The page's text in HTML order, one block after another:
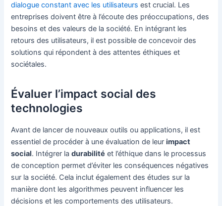
dialogue constant avec les utilisateurs est crucial. Les
entreprises doivent être à l’écoute des préoccupations, des
besoins et des valeurs de la société. En intégrant les
retours des utilisateurs, il est possible de concevoir des
solutions qui répondent à des attentes éthiques et
sociétales.
Évaluer l’impact social des
technologies
Avant de lancer de nouveaux outils ou applications, il est
essentiel de procéder à une évaluation de leurimpact
social. Intégrer ladurabilité et l’éthique dans le processus
de conception permet d’éviter les conséquences négatives
sur la société. Cela inclut également des études sur la
manière dont les algorithmes peuvent influencer les
décisions et les comportements des utilisateurs.